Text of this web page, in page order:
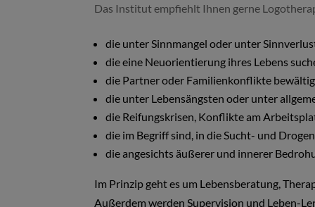
Das Institut empfiehlt Ihnen gerne
die unter Sinnmangel oder unter
die eine Neuorientierung ihres Lebens
die Partner oder Familienkonflikte
die unter Lebensängsten oder unter
die Reifungskrisen, Konflikte am
die im Begriff sind, in die Sucht- und
die angesichts äußerer und innerer
Im Prinzip geht es um Lebensberatung,
Außerdem werden Supervision und Leben-